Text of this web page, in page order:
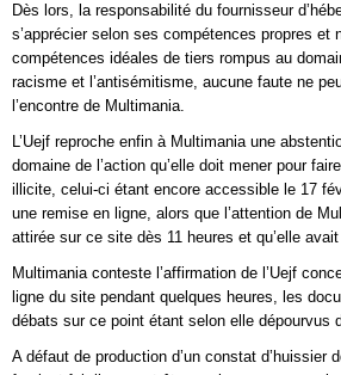
Dès lors, la responsabilité du fournisseur
s’apprécier selon ses compétences propres et
compétences idéales de tiers rompus au
racisme et l’antisémitisme, aucune faute ne
l’encontre de Multimania.
L’Uejf reproche enfin à Multimania une
domaine de l’action qu’elle doit mener pour
illicite, celui-ci étant encore accessible le 17
une remise en ligne, alors que l’attention de
attirée sur ce site dès 11 heures et qu’elle
Multimania conteste l’affirmation de l’Uejf
ligne du site pendant quelques heures, les
débats sur ce point étant selon elle dépourvus
A défaut de production d’un constat d’huissier